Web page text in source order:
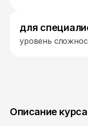
для
уровень
Описание курса